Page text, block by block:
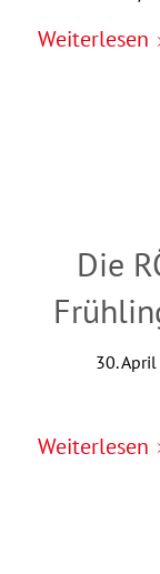
Weiterlesen
Die
30.
Weiterlesen